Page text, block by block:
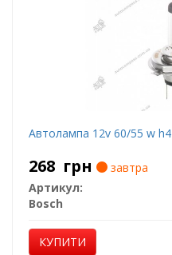
Автолампа 12v 60/55 w h4
268 грн
завтра
Артикул:
Bosch
КУПИТИ